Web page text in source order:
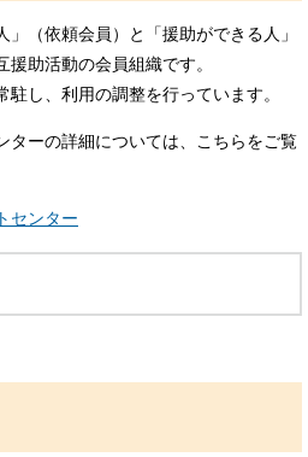
（依頼会員）と「援助ができる人」
援助活動の会員組織です。
し、利用の調整を行っています。
ーの詳細については、こちらをご覧
センター